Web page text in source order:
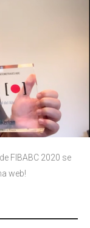
FIBABC 2020 se
web!